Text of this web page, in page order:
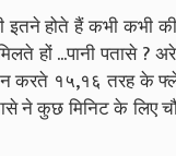
होते हैं कभी कभी
हों ...पानी पतासे ?
करते १५,१६ तरह के
ने कुछ मिनिट के लिए